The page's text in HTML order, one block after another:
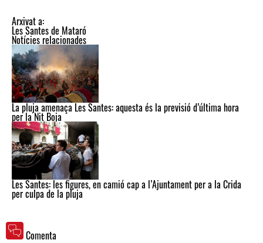
Notícies relacionades
La pluja amenaça Les Santes: aquesta és la previsió d’última hora
per la Nit Boja
Les Santes: les figures, en camió cap a l’Ajuntament per a la Crida
per culpa de la pluja
Arxivat a:
Les Santes de Mataró
Comenta